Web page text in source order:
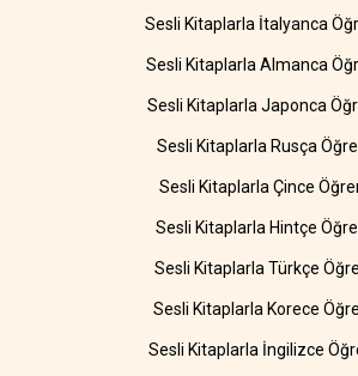
Sesli Kitaplarla İtalyanca
Sesli Kitaplarla Almanca
Sesli Kitaplarla Japonca
Sesli Kitaplarla Rusça
Sesli Kitaplarla Çince
Sesli Kitaplarla Hintçe
Sesli Kitaplarla Türkçe
Sesli Kitaplarla Korece
Sesli Kitaplarla İngilizce